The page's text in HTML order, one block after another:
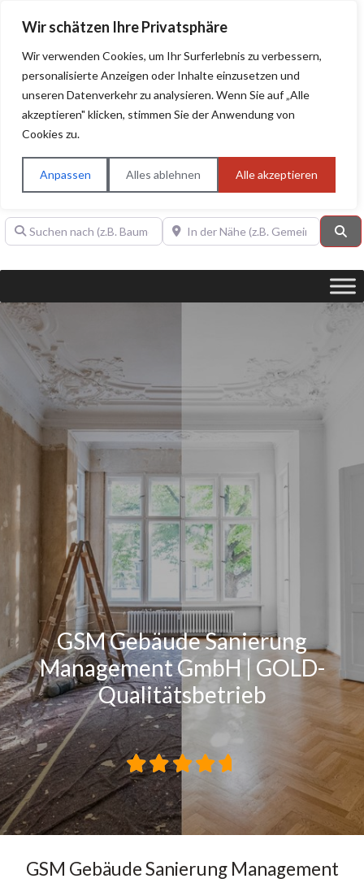
Wir schätzen Ihre Privatsphäre
Wir verwenden Cookies, um Ihr Surferlebnis zu verbessern,
personalisierte Anzeigen oder Inhalte einzusetzen und
unseren Datenverkehr zu analysieren. Wenn Sie auf „Alle
akzeptieren" klicken, stimmen Sie der Anwendung von
Cookies zu.
Anpassen Alles ablehnen Alle akzeptieren
BAUHERRENHILFE.orgQualitätssiegel!
Sie finden hier nur Qualitätsbetriebe, die mit dem DIAMANT,
PLATIN, GOLD, SILBER, ANWÄRTER "Bauherrenhilfe.org-
Qualitätssiegel" ausgezeichnet sind.
Suchen nach (z.B. Baumeister oder Dachdecker)In der Nähe (z.B. Gemeinde Baden)
GSM Gebäude Sanierung
Management GmbH | GOLD-
Qualitätsbetrieb
GSM Gebäude Sanierung Management